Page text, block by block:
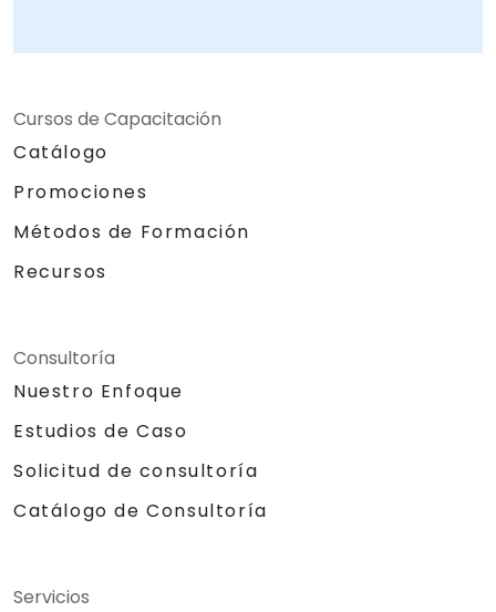
Cursos de Capacitación
Catálogo
Promociones
Métodos de Formación
Recursos
Consultoría
Nuestro Enfoque
Estudios de Caso
Solicitud de consultoría
Catálogo de Consultoría
Servicios